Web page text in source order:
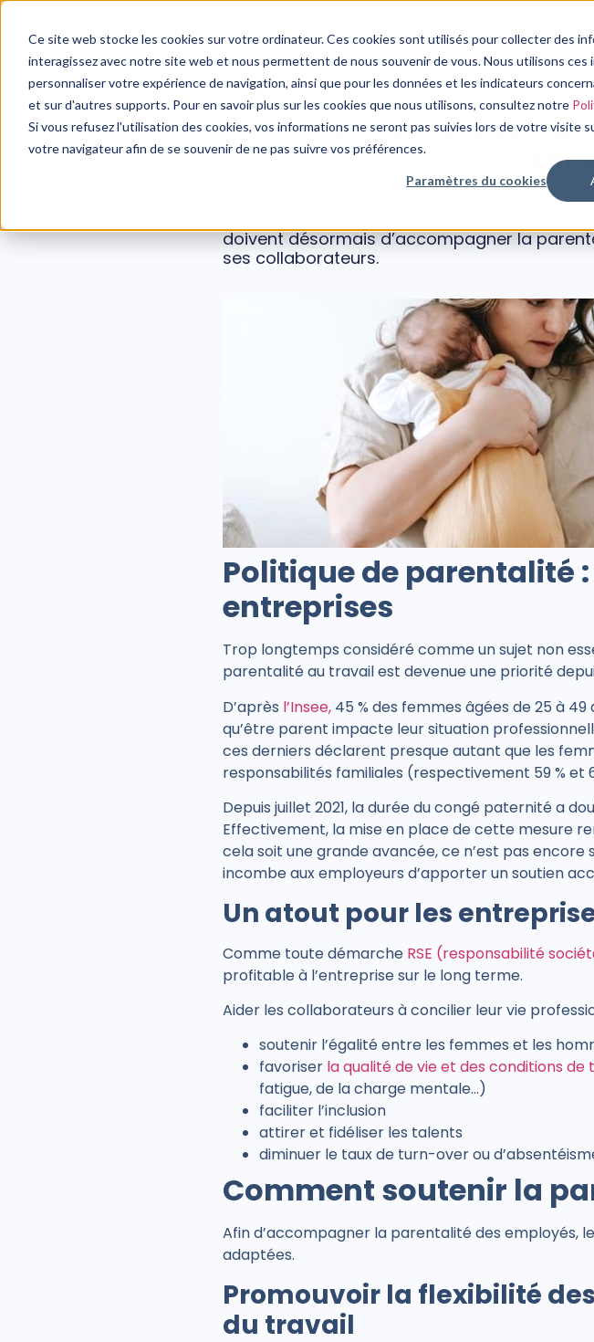
Ce site web stocke les cookies sur votre ordinateur. Ces cookies sont utilisés pour collecter des
interagissez avec notre site web et nous permettent de nous souvenir de vous. Nous utilisons ces
personnaliser votre expérience de navigation, ainsi que pour les données et les indicateurs
et sur d'autres supports. Pour en savoir plus sur les cookies que nous utilisons, consultez notre
Si vous refusez l'utilisation des cookies, vos informations ne seront pas suivies lors de votre visite
votre navigateur afin de se souvenir de ne pas suivre vos préférences.
Paramètres du cookies
WEBINAIRE : Risques psychosociaux et managers : un plan de formation sur
Nos Services Notre
Comment accompagner
La parentalité ne concerne plus
doivent désormais d’accompagner la
ses collaborateurs.
Politique de parentalité
entreprises
Trop longtemps considéré comme un sujet non
parentalité au travail est devenue une priorité
D’après l’Insee, 45 % des femmes âgées de 25 à
qu’être parent impacte leur situation
ces derniers déclarent presque autant que les
responsabilités familiales (respectivement 59 % et
Depuis juillet 2021, la durée du congé paternité a
Effectivement, la mise en place de cette mesure
cela soit une grande avancée, ce n’est pas
incombe aux employeurs d’apporter un soutien
Un atout pour les
Comme toute démarche RSE (responsabilité
profitable à l’entreprise sur le long terme.
Aider les collaborateurs à concilier leur vie
soutenir l’égalité entre les femmes et les
favoriser la qualité de vie et des conditions de
fatigue, de la charge mentale…)
faciliter l’inclusion
attirer et fidéliser les talents
diminuer le taux de turn-over ou
Comment soutenir la
Afin d’accompagner la parentalité des employés,
adaptées.
Promouvoir la flexibilité
du travail